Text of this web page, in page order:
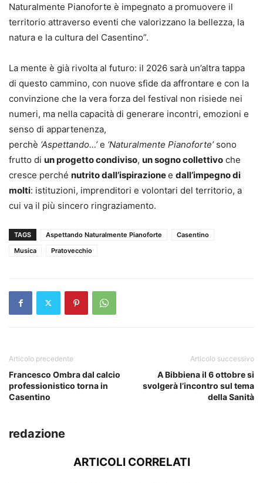
Naturalmente Pianoforte è impegnato a promuovere il
territorio attraverso eventi che valorizzano la bellezza, la
natura e la cultura del Casentino”.
La mente è già rivolta al futuro: il 2026 sarà un’altra tappa
di questo cammino, con nuove sfide da affrontare e con la
convinzione che la vera forza del festival non risiede nei
numeri, ma nella capacità di generare incontri, emozioni e
senso di appartenenza,
perchè ‘Aspettando…’e ‘Naturalmente Pianoforte’sono
frutto di un progetto condiviso, un sogno collettivo che
cresce perché nutrito dall’ispirazionee dall’impegno di
molti: istituzioni, imprenditori e volontari del territorio, a
cui va il più sincero ringraziamento.
TAGS Aspettando Naturalmente Pianoforte
Casentino
Musica
Pratovecchio
Articolo precedente
Francesco Ombra dal calcio
professionistico torna in
Casentino
Articolo successivo
A Bibbiena il 6 ottobre si
svolgerà l’incontro sul tema
della Sanità
redazione
ARTICOLI CORRELATI